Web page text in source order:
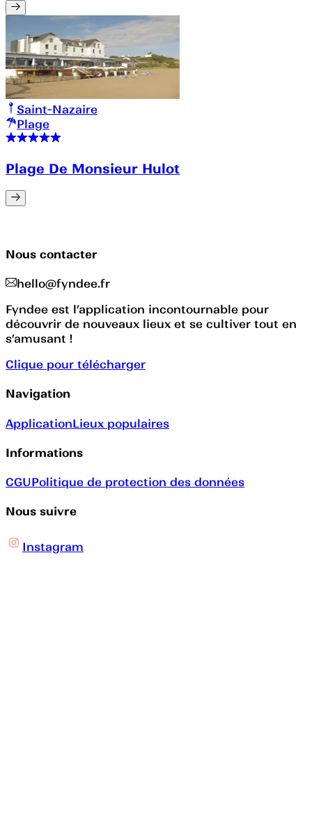
Saint-Nazaire
Plage
Plage De Monsieur Hulot
Nous contacter
hello@fyndee.fr
Fyndee est l’application incontournable pour
découvrir de nouveaux lieux et se cultiver tout en
s’amusant !
Clique pour télécharger
Navigation
ApplicationLieux populaires
Informations
CGUPolitique de protection des données
Nous suivre
Instagram